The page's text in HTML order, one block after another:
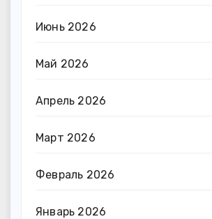
Июнь 2026
Май 2026
Апрель 2026
Март 2026
Февраль 2026
Январь 2026